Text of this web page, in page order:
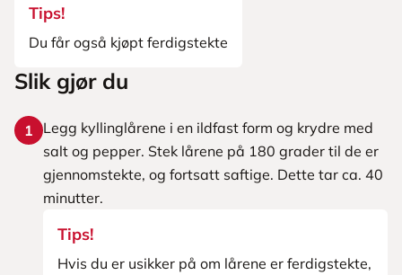
Tips!
Du får også kjøpt ferdigstekte
Slik gjør du
1
Legg kyllinglårene i en ildfast form og krydre med
salt og pepper. Stek lårene på 180 grader til de er
gjennomstekte, og fortsatt saftige. Dette tar ca. 40
minutter.
Tips!
Hvis du er usikker på om lårene er ferdigstekte,